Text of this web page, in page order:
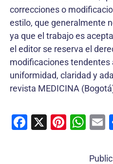
correcciones o
estilo, que generalmente
ya que el trabajo es
el editor se reserva el
modificaciones tendentes
uniformidad, claridad y
revista MEDICINA
F
X
Pi W
at